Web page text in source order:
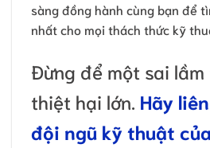
sàng đồng hành cùng bạn để
nhất cho mọi thách thức kỹ
Đừng để một sai
thiệt hại lớn. Hãy
đội ngũ kỹ thuật